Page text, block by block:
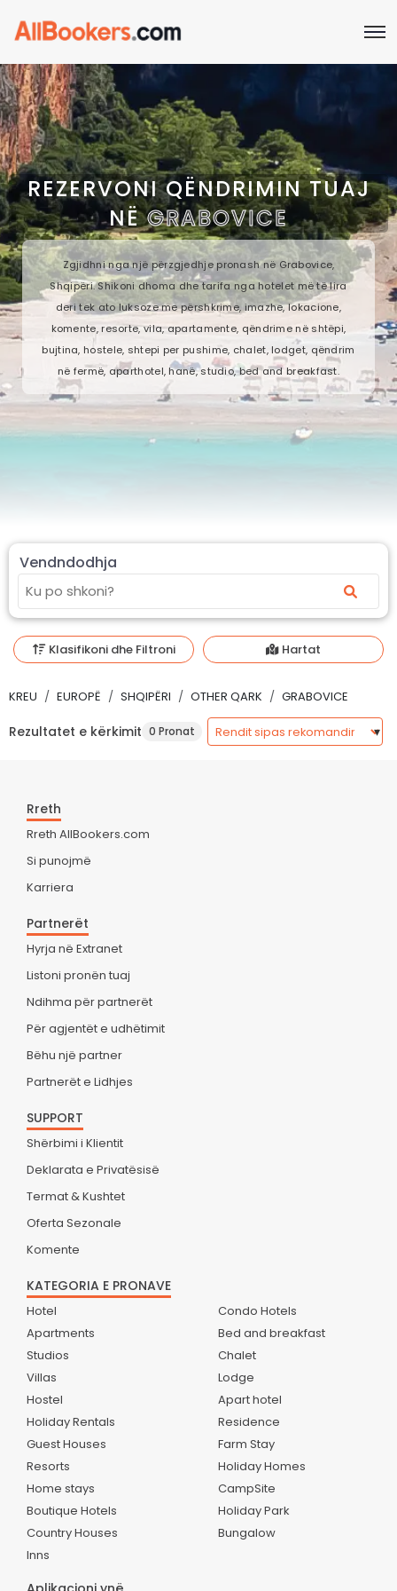
REZERVONI QËNDRIMIN TUAJ
NËGRABOVICE
Zgjidhni nga një përzgjedhje pronash në Grabovice,
Shqipëri. Shikoni dhoma dhe tarifa nga hotelet më të lira
deri tek ato luksoze me përshkrime, imazhe, lokacione,
komente, resorte, vila, apartamente, qëndrime në shtëpi,
bujtina, hostele, shtepi per pushime, chalet, lodget, qëndrim
në fermë, aparthotel, hanë, studio, bed and breakfast.
Vendndodhja
Klasifikoni dhe Filtroni Hartat
KREU EUROPË SHQIPËRI OTHER QARK GRABOVICE
Rezultatet e kërkimit 0 Pronat
Rreth
Rreth AllBookers.com
Si punojmë
Karriera
Partnerët
Hyrja në Extranet
Listoni pronën tuaj
Ndihma për partnerët
Për agjentët e udhëtimit
Bëhu një partner
Partnerët e Lidhjes
SUPPORT
Shërbimi i Klientit
Deklarata e Privatësisë
Termat & Kushtet
Oferta Sezonale
Komente
KATEGORIA E PRONAVE
Hotel
Apartments
Studios
Villas
Hostel
Holiday Rentals
Guest Houses
Resorts
Home stays
Boutique Hotels
Country Houses
Inns
Condo Hotels
Bed and breakfast
Chalet
Lodge
Apart hotel
Residence
Farm Stay
Holiday Homes
CampSite
Holiday Park
Bungalow